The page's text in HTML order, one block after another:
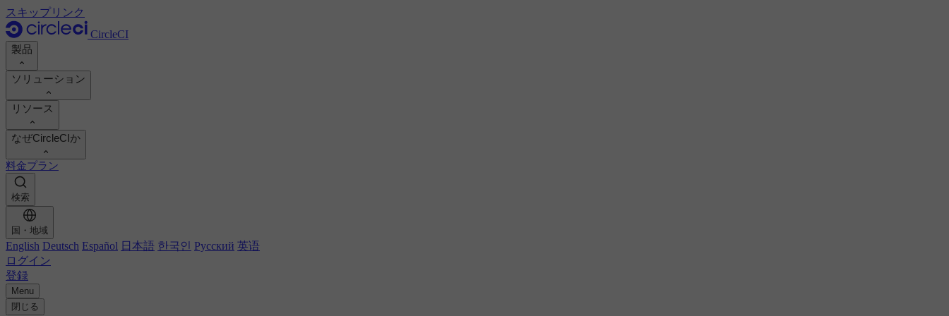
スキップリンク
CircleCI
製品
製品
デモ
製品ロードマップ
ドキュメント
実行環境
Chunk
MCP サーバー
ビルドイメージ
ビルドの最適化
オートスケーリング
技術サービス
ソリューション
開発者
プラットフォームエンジニア
セキュリティ・エンジニア
エンジニアリングマネージャー
ビジネスリーダー
AIエージェント
オートメーション
継続的インテグレーション
モバイル
リソース
ドキュメント
サポートポータル
Orbsレジストリ
イメージレジストリ
お客様事例
レポート＆ガイド
ポッドキャスト
ブログ
なぜCircleCIか
ROI を計算
開発生産性の向上
チームのベンチマーク
お客様の成功事例を見る
CircleCI vs GitHub Actions
CircleCI vs Harness
料金プラン
検索
国・地域
English Deutsch Español 日本語 한국인 Русский 英语
ログイン
登録
Menu
閉じる